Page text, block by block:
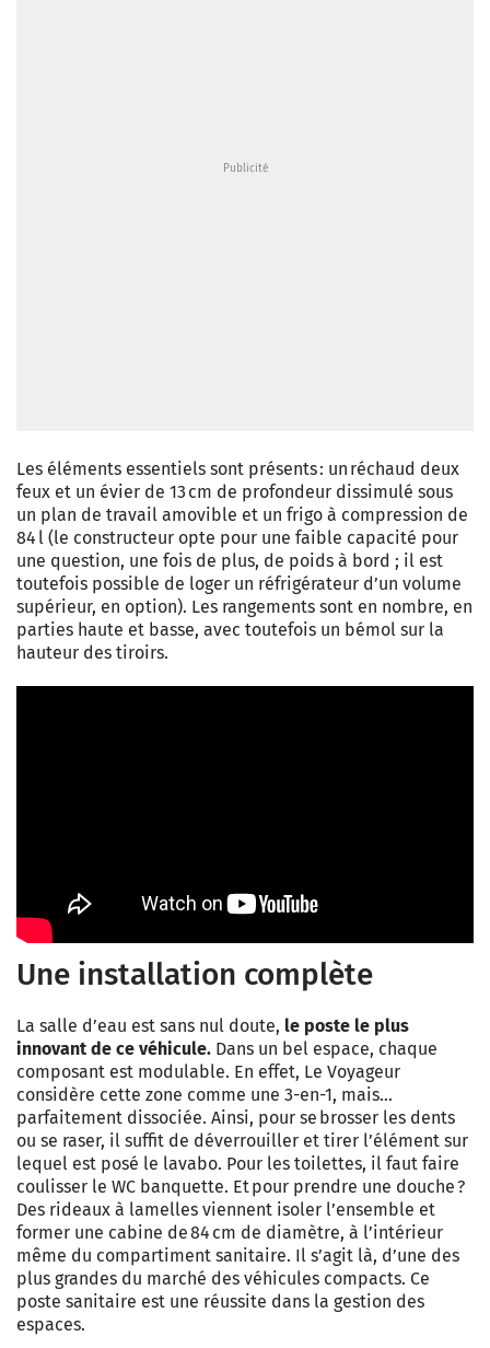
Les éléments essentiels sont présents : un réchaud deux
feux et un évier de 13 cm de profondeur dissimulé sous
un plan de travail amovible et un frigo à compression de
84 l (le constructeur opte pour une faible capacité pour
une question, une fois de plus, de poids à bord ; il est
toutefois possible de loger un réfrigérateur d’un volume
supérieur, en option). Les rangements sont en nombre, en
parties haute et basse, avec toutefois un bémol sur la
hauteur des tiroirs.
Une installation complète
La salle d’eau est sans nul doute, le poste le plus
innovant de ce véhicule. Dans un bel espace, chaque
composant est modulable. En effet, Le Voyageur
considère cette zone comme une 3-en-1, mais…
parfaitement dissociée. Ainsi, pour se brosser les dents
ou se raser, il suffit de déverrouiller et tirer l’élément sur
lequel est posé le lavabo. Pour les toilettes, il faut faire
coulisser le WC banquette. Et pour prendre une douche ?
Des rideaux à lamelles viennent isoler l’ensemble et
former une cabine de 84 cm de diamètre, à l’intérieur
même du compartiment sanitaire. Il s’agit là, d’une des
plus grandes du marché des véhicules compacts. Ce
poste sanitaire est une réussite dans la gestion des
espaces.